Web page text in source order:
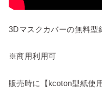
3Dマスクカバーの無料型
※商用利用可
販売時に【kcoton型紙使